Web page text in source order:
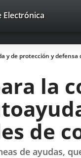
Contacto
ElectrónicaEnlace
aplicación
externa.
y de protección y defensa
la
de
de ayudas,